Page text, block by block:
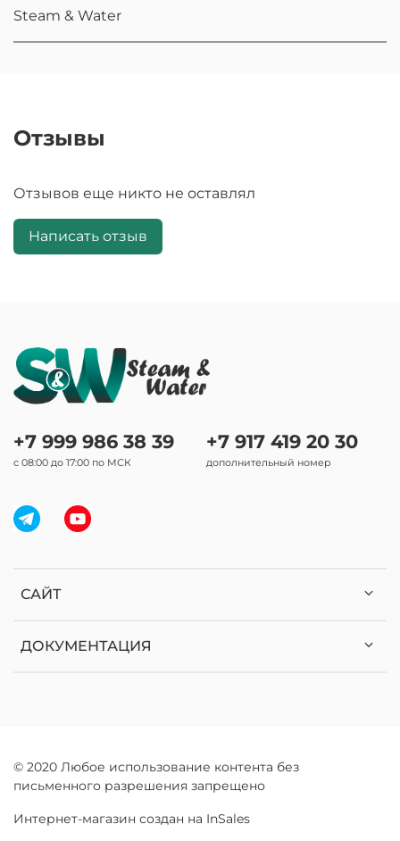
Steam & Water
Отзывы
Отзывов еще никто не оставлял
Написать отзыв
САЙТ
ДОКУМЕНТАЦИЯ
+7 999 986 38 39
с 08:00 до 17:00 по МСК
+7 917 419 20 30
дополнительный номер
© 2020 Любое использование контента без
письменного разрешения запрещено
Интернет-магазин создан на InSales